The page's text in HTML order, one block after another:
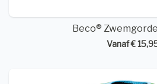
Beco®
Vanaf €